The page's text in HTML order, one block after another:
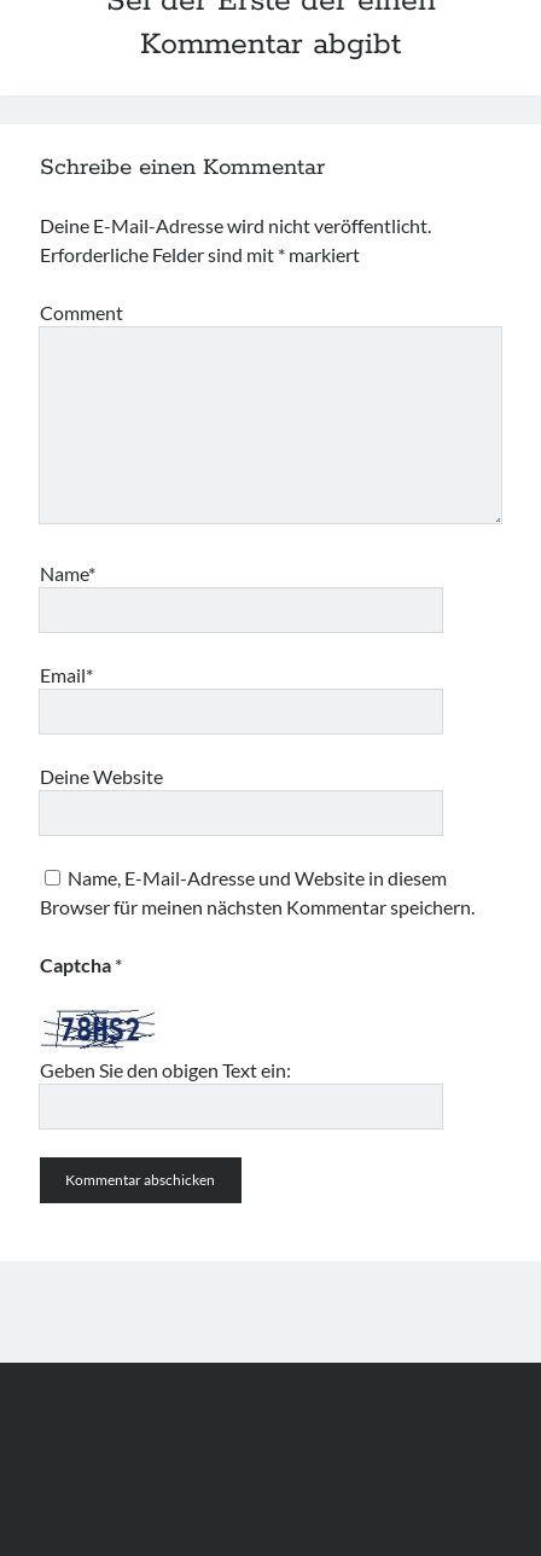
Kommentar abgibt
Schreibe einen Kommentar
Deine E-Mail-Adresse wird nicht veröffentlicht.
Erforderliche Felder sind mit * markiert
Comment
Name*
Email*
Deine Website
Name, E-Mail-Adresse und Website in diesem
Browser für meinen nächsten Kommentar speichern.
Captcha *
Geben Sie den obigen Text ein: